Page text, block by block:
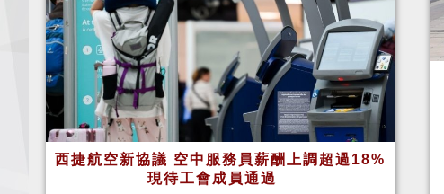
西捷航空新協議 空中服務員薪酬上調超過18%
現待工會成員通過